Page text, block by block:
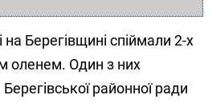
Берегівщині спіймали 2-х
оленем. Один з них
районної ради